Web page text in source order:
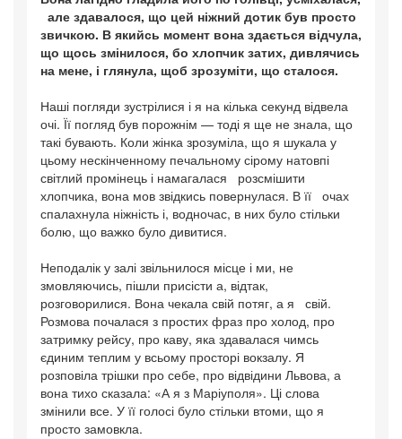
але здавалося, що цей ніжний дотик був просто
звичкою. В якийсь момент вона здається відчула,
що щось змінилося, бо хлопчик затих, дивлячись
на мене, і глянула, щоб зрозуміти, що сталося.
Наші погляди зустрілися і я на кілька секунд відвела
очі. Її погляд був порожнім — тоді я ще не знала, що
такі бувають. Коли жінка зрозуміла, що я шукала у
цьому нескінченному печальному сірому натовпі
світлий промінець і намагалася розсмішити
хлопчика, вона мов звідкись повернулася. В її очах
спалахнула ніжність і, водночас, в них було стільки
болю, що важко було дивитися.
Неподалік у залі звільнилося місце і ми, не
змовляючись, пішли присісти а, відтак,
розговорилися. Вона чекала свій потяг, а я свій.
Розмова почалася з простих фраз про холод, про
затримку рейсу, про каву, яка здавалася чимсь
єдиним теплим у всьому просторі вокзалу. Я
розповіла трішки про себе, про відвідини Львова, а
вона тихо сказала: «А я з Маріуполя». Ці слова
змінили все. У її голосі було стільки втоми, що я
просто замовкла.